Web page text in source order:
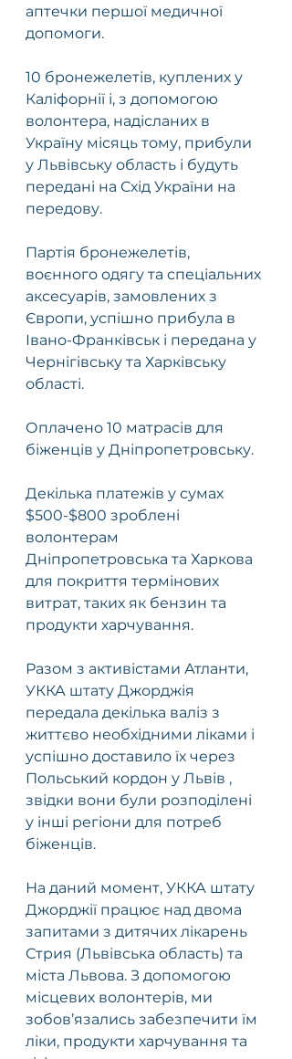
аптечки першої медичної
допомоги.
10 бронежелетів, куплених у
Каліфорнії і, з допомогою
волонтера, надісланих в
Україну місяць тому, прибули
у Львівську область і будуть
передані на Схід України на
передову.
Партія бронежелетів,
воєнного одягу та спеціальних
аксесуарів, замовлених з
Європи, успішно прибула в
Івано-Франківськ і передана у
Чернігівську та Харківську
області.
Оплачено 10 матрасів для
біженців у Дніпропетровську.
Декілька платежів у сумах
$500-$800 зроблені
волонтерам
Дніпропетровська та Харкова
для покриття термінових
витрат, таких як бензин та
продукти харчування.
Разом з активістами Атланти,
УККА штату Джорджія
передала декілька валіз з
життєво необхідними ліками і
успішно доставило їх через
Польський кордон у Львів ,
звідки вони були розподілені
у інші регіони для потреб
біженців.
На даний момент, УККА штату
Джорджії працює над двома
запитами з дитячих лікарень
Стрия (Львівська область) та
міста Львова. З допомогою
місцевих волонтерів, ми
зобов’язались забезпечити їм
ліки, продукти харчування та